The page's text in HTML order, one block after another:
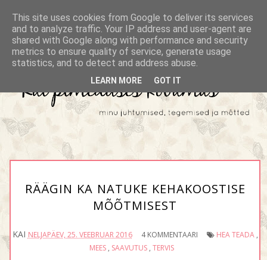
RÄÄGIN KA NATUKE KEHAKOOSTISE
MÕÕTMISEST
KAI NELJAPÄEV, 25. VEEBRUAR 2016 4 KOMMENTAARI HEA TEADA,
MEES, SAAVUTUS, TERVIS
This site uses cookies from Google to deliver its services
and to analyze traffic. Your IP address and user-agent are
shared with Google along with performance and security
metrics to ensure quality of service, generate usage
statistics, and to detect and address abuse.
LEARN MORE GOT IT